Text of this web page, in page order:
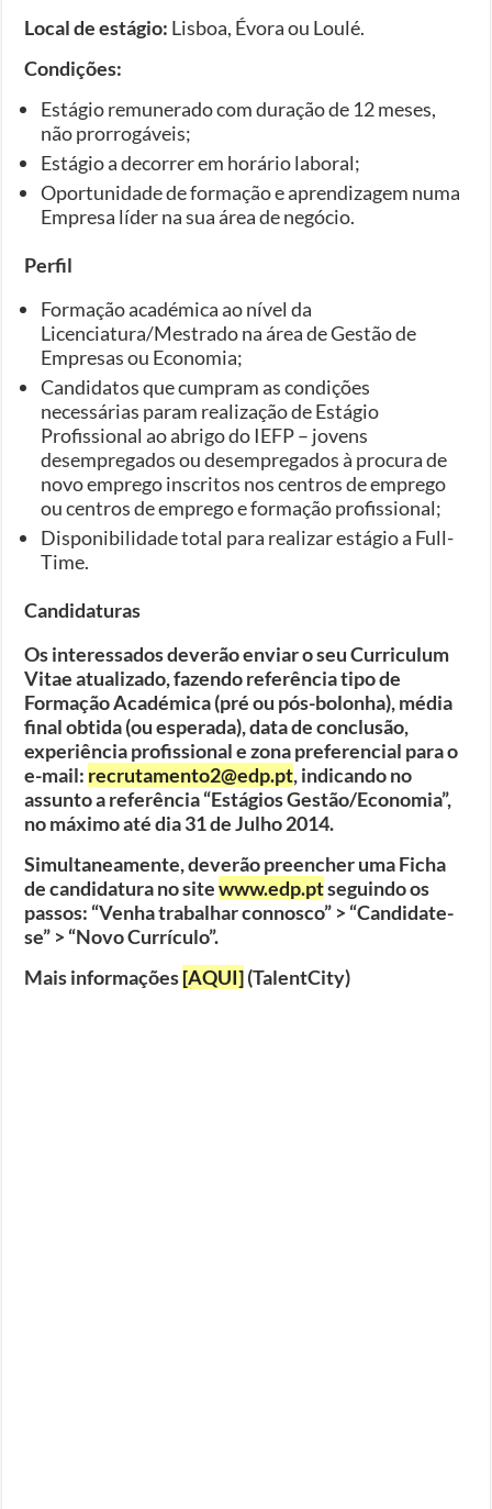
Local de estágio: Lisboa, Évora ou Loulé.
Condições:
Estágio remunerado com duração de 12 meses,
não prorrogáveis;
Estágio a decorrer em horário laboral;
Oportunidade de formação e aprendizagem numa
Empresa líder na sua área de negócio.
Perfil
Formação académica ao nível da
Licenciatura/Mestrado na área de Gestão de
Empresas ou Economia;
Candidatos que cumpram as condições
necessárias param realização de Estágio
Profissional ao abrigo do IEFP – jovens
desempregados ou desempregados à procura de
novo emprego inscritos nos centros de emprego
ou centros de emprego e formação profissional;
Disponibilidade total para realizar estágio a Full-
Time.
Candidaturas
Os interessados deverão enviar o seu Curriculum
Vitae atualizado, fazendo referência tipo de
Formação Académica (pré ou pós-bolonha), média
final obtida (ou esperada), data de conclusão,
experiência profissional e zona preferencial para o
e-mail: recrutamento2@edp.pt, indicando no
assunto a referência “Estágios Gestão/Economia”,
no máximo até dia 31 de Julho 2014.
Simultaneamente, deverão preencher uma Ficha
de candidatura no sitewww.edp.ptseguindo os
passos: “Venha trabalhar connosco” > “Candidate-
se” > “Novo Currículo”.
Mais informações[AQUI](TalentCity)